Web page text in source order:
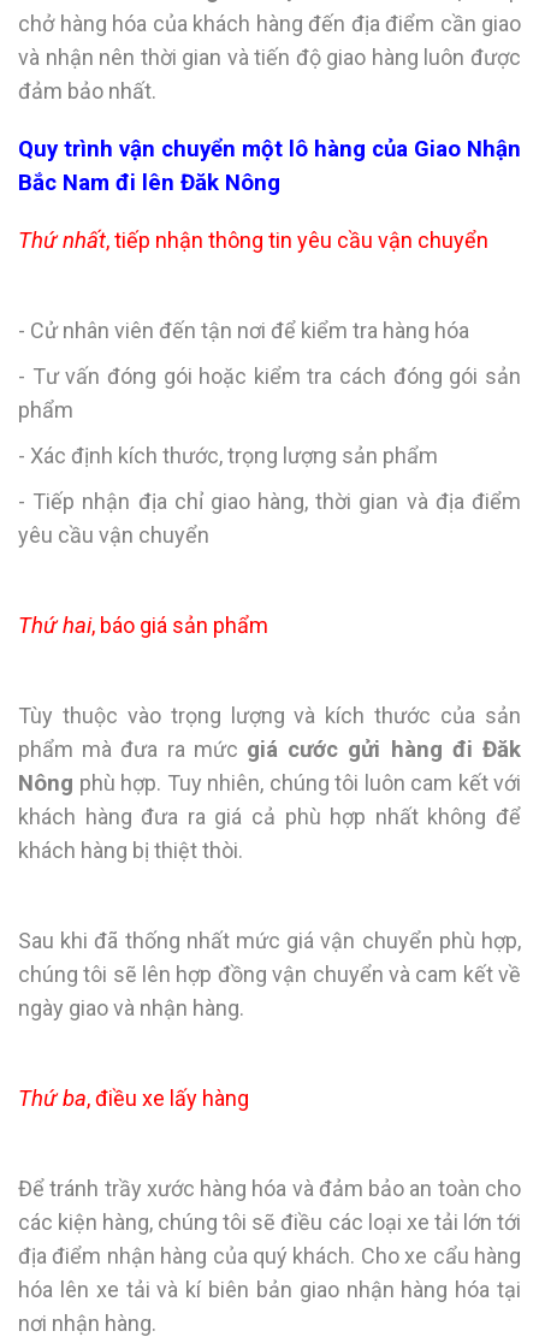
chở hàng hóa của khách hàng đến địa điểm cần giao
và nhận nên thời gian và tiến độ giao hàng luôn được
đảm bảo nhất.
Quy trình vận chuyển một lô hàng của Giao Nhận
Bắc Nam đi lên Đăk Nông
Thứ nhất, tiếp nhận thông tin yêu cầu vận chuyển
- Cử nhân viên đến tận nơi để kiểm tra hàng hóa
- Tư vấn đóng gói hoặc kiểm tra cách đóng gói sản
phẩm
- Xác định kích thước, trọng lượng sản phẩm
- Tiếp nhận địa chỉ giao hàng, thời gian và địa điểm
yêu cầu vận chuyển
Thứ hai, báo giá sản phẩm
Tùy thuộc vào trọng lượng và kích thước của sản
phẩm mà đưa ra mức giá cước gửi hàng đi Đăk
Nông phù hợp. Tuy nhiên, chúng tôi luôn cam kết với
khách hàng đưa ra giá cả phù hợp nhất không để
khách hàng bị thiệt thòi.
Sau khi đã thống nhất mức giá vận chuyển phù hợp,
chúng tôi sẽ lên hợp đồng vận chuyển và cam kết về
ngày giao và nhận hàng.
Thứ ba, điều xe lấy hàng
Để tránh trầy xước hàng hóa và đảm bảo an toàn cho
các kiện hàng, chúng tôi sẽ điều các loại xe tải lớn tới
địa điểm nhận hàng của quý khách. Cho xe cẩu hàng
hóa lên xe tải và kí biên bản giao nhận hàng hóa tại
nơi nhận hàng.